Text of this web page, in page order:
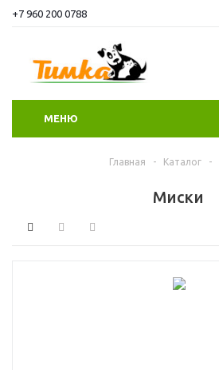
+7 960 200 0788
МЕНЮ
Главная - Каталог -
Миски